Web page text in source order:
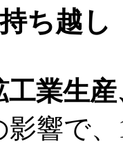
ち越し
工業生
響で、